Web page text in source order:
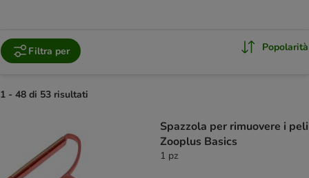
Filtra per Popolarità
1 - 48 di 53 risultati
Spazzola per rimuovere i peli
Zooplus Basics
1 pz